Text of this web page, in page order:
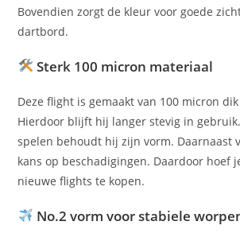
Bovendien zorgt de kleur voor goede
dartbord.
Sterk 100 micron materiaal
Deze flight is gemaakt van 100 micron
Hierdoor blijft hij langer stevig in
spelen behoudt hij zijn vorm. Daarnaast
kans op beschadigingen. Daardoor hoef
nieuwe flights te kopen.
No.2 vorm voor stabiele